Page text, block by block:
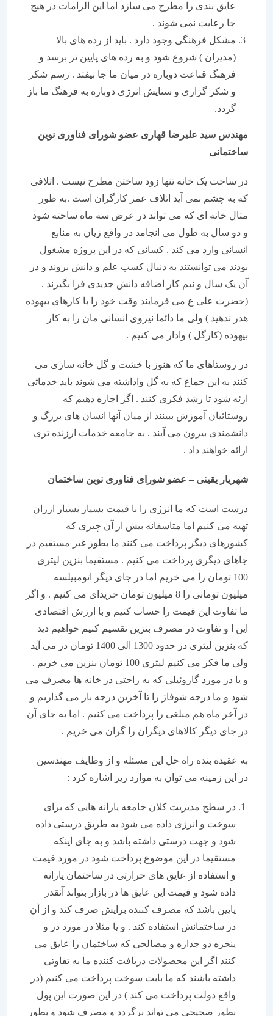
عایق بندی را مطرح می سازد اما این الزامات در هیچ
جا رعایت نمی شوند .
مشکل فرهنگی وجود دارد . باید از رده های بالا
(مدیران ) شروع شود و به رده های پایین تر برسد و
فرهنگ قناعت دوباره در میان ما جا بیفتد . رسم شکر
و شکر گزاری و ستایش انرژی دوباره به فرهنگ ما باز
مهندس سید علیرضا قهاری عضو شورای فناوری نوین
ساختمانی
در ساخت یک خانه تنها زود ساختن مطرح نیست . اتلافی
که به چشم نمی آید اتلاف عمر کارگران است .به طور
مثال خانه ای که می تواند در عرض سه ماه ساخته شود
و دو سال به طول می انجامد در واقع زیان به منابع
انسانی وارد می کند . کسانی که در این پروژه مشغول
بودند می توانستند به دنبال کسب علم و دانش بروند و در
آن یک سال و نیم کار اضافه دانش جدیدی فرا بگیرند .
(حضرت علی ع می فرمایند وقت خود را با کارهای بیهوده
هدر ندهید ) ولی ما دائما نیروی انسانی مان را به کار
بیهوده (کارگل ) وادار می کنیم .
در روستاهای ما که هنوز با خشت و گل خانه سازی می
کنند به این جماع که به گل واداشته می شوند باید خدماتی
ارئه شود تا رشد فکری کنند . اگر اجازه دهیم که
روستائیان آموزش ببینند از میان آنها انسان های بزرگ و
دانشمندی بیرون می آیند . به جامعه خدمات ارزنده تری
ارائه خواهند داد .
شهریار یقینی – عضو شورای فناوری نوین ساختمان
درست است که ما انرژی را با قیمت بسیار بسیار ارزان
تهیه می کنیم اما متاسفانه بیش از آن چیزی که
کشورهای دیگر پرداخت می کنند ما بطور غیر مستقیم در
جاهای دیگری پرداخت می کنیم . مستقیما بنزین لیتری
100 تومان را می خریم اما در جای دیگر اتومبیلسه
میلیون تومانی را 8 میلیون تومان خریدای می کنیم . و اگر
ما تفاوت این قیمت را حساب کنیم و با ارزش اقتصادی
این ا و تفاوت در مصرف بنزین تقسیم کنیم خواهیم دید
که بنزین لیتری در حدود 1300 الی 1400 تومان در می آید
ولی ما فکر می کنیم لیتری 100 تومان بنزین می خریم .
و یا در مورد گازوئیلی که به راحتی در خانه ها مصرف می
شود و ما درجه شوفاژ را تا آخرین درجه باز می گذاریم و
در آخر ماه هم مبلغی را پرداخت می کنیم . اما به جای آن
در جای دیگر کالاهای دیگران را گران می خریم .
به عقیده بنده راه حل این مسئله و از وظایف مهندسین
در این زمینه می توان به موارد زیر اشاره کرد :
در سطح مدیریت کلان جامعه یارانه هایی که برای
سوخت و انرژی داده می شود به طریق درستی داده
شود و جهت درستی داشته باشد و به جای اینکه
مستقیما در این موضوع پرداخت شود در مورد قیمت
و استفاده از عایق های حرارتی در ساختمان یارانه
داده شود و قیمت این عایق ها در بازار بتواند آنقدر
پایین باشد که مصرف کننده برایش صرف کند و از آن
در ساختمانش استفاده کند . و یا مثلا در مورد در و
پنجره دو جداره و مصالحی که ساختمان را عایق می
کنند اگر این محصولات دریافت کننده ما به تفاوتی
داشته باشند که ما بابت سوخت پرداخت می کنیم (در
واقع دولت پرداخت می کند ) در این صورت این پول
بطور صحیحی می تواند برگردد و مصرف شود و بطور